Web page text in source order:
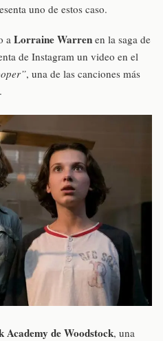
uno de estos caso.
a Lorraine Warren en la saga de
de Instagram un video en el
, una de las canciones más
.
Academy de Woodstock, una